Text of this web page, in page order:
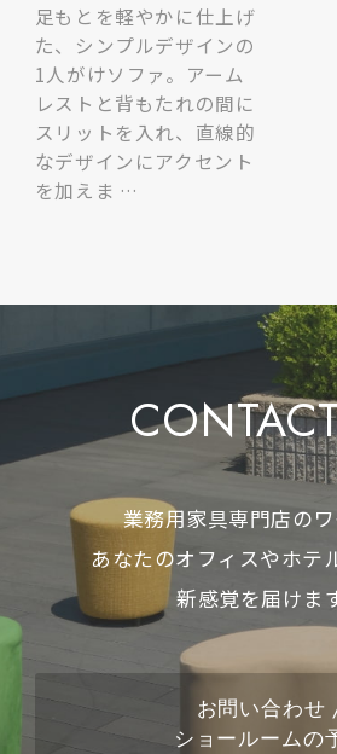
足もとを軽やかに仕上げ
た、シンプルデザインの
1人がけソファ。アーム
レストと背もたれの間に
スリットを入れ、直線的
なデザインにアクセント
を加えま …
業務用家具専門店の
あなたのオフィスやホテ
新感覚を届けます
お問い合わせ
ショールームの